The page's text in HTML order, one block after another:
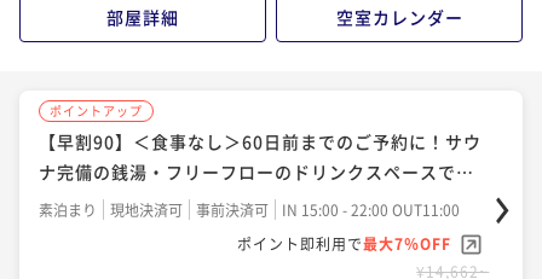
ポイント即利用で最大7％OFF
¥15,524~
ポイントアップ
【早割90】＜朝食付＞90日前までのご予約に！サウナ
完備の銭湯・フリーフローのドリンクスペースで充実
事前決済可
IN 15:00 - 22:00 OUT11:00
部屋詳細 空室カレンダー
ポイントアップ
【早割90】＜食事なし＞60日前までのご予約に！サウ
ナ完備の銭湯・フリーフローのドリンクスペースで充
実したホテルステイ
素泊まり 現地決済可 事前決済可
IN 15:00 - 22:00 OUT11:00
ポイント即利用で最大7％OFF
¥14,662~